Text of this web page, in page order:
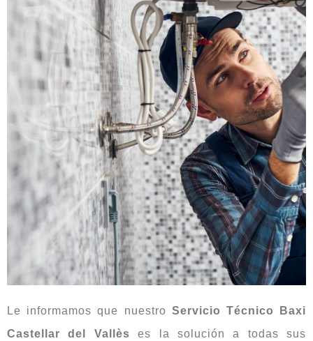
Le informamos que nuestro Servicio Técnico Baxi
Castellar del Vallès es la solución a todas sus